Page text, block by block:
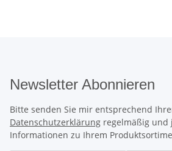
Newsletter Abonnieren
Bitte senden Sie mir entsprechend
Datenschutzerklärung regelmäßig
Informationen zu Ihrem